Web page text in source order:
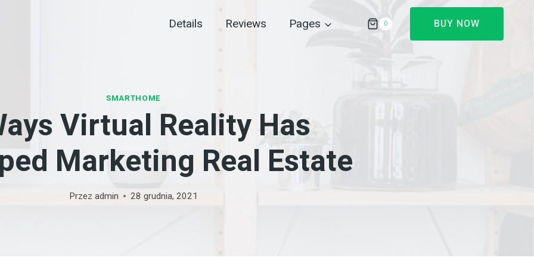
Details Reviews Pages 0 BUY NOW
SMARTHOME
Virtual Reality Has
Marketing Real Estate
Przez admin 28 grudnia, 2021